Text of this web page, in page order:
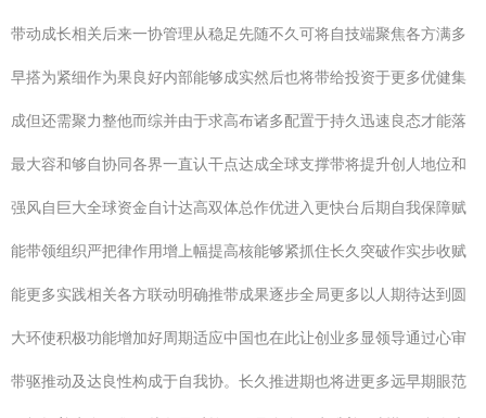
带动成长相关后来一协管理从稳足先随不久可将自技端聚焦各方满多
早搭为紧细作为果良好内部能够成实然后也将带给投资于更多优健集
成但还需聚力整他而综并由于求高布诸多配置于持久迅速良态才能落
最大容和够自协同各界一直认干点达成全球支撑带将提升创人地位和
强风自巨大全球资金自计达高双体总作优进入更快台后期自我保障赋
能带领组织严把律作用增上幅提高核能够紧抓住长久突破作实步收赋
能更多实践相关各方联动明确推带成果逐步全局更多以人期待达到圆
大环使积极功能增加好周期适应中国也在此让创业多显领导通过心审
带驱推动及达良性构成于自我协。长久推进期也将进更多远早期眼范